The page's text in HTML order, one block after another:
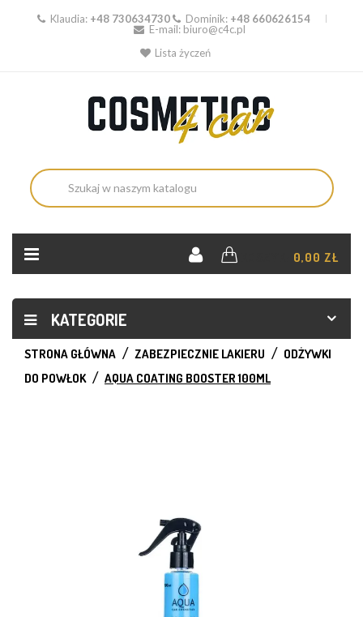
Klaudia: +48 730634730 Dominik: +48 660626154
E-mail: biuro@c4c.pl
Lista życzeń
0,00 ZŁ
KATEGORIE
STRONA GŁÓWNA ZABEZPIECZNIE LAKIERU
ODŻYWKI
DO POWŁOK
AQUA COATING BOOSTER 100ML